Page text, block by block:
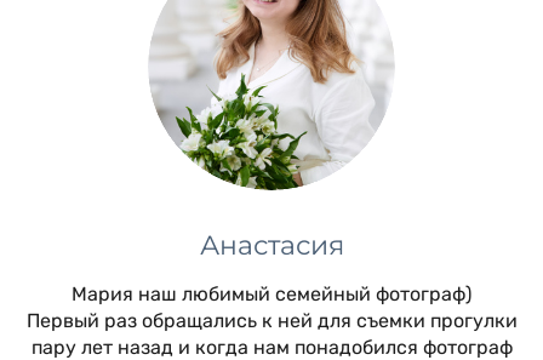
Анастасия
Мария наш любимый семейный фотограф)
Первый раз обращались к ней для съемки прогулки
пару лет назад и когда нам понадобился фотограф